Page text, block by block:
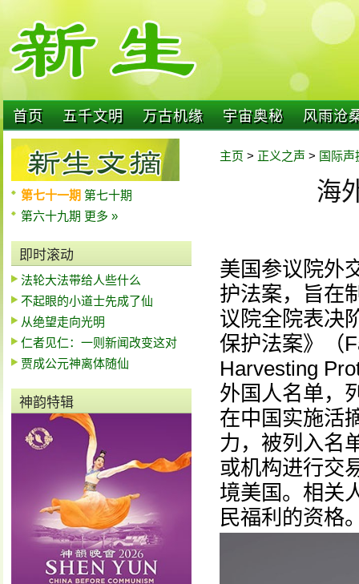
首页 五千文明 万古机缘 宇宙奥秘 风雨沧
第七十一期 第七十期
第六十九期 更多 »
即时滚动
法轮大法带给人些什么
不起眼的小道士先成了仙
从绝望走向光明
仁者见仁：一则新闻改变这对
贾成公元神离体随仙
神韵特辑
主页 > 正义之声 > 国际声
海
美国参议院外
护法案，旨在
议院全院表决
保护法案》（
Harvesting
外国人名单，
在中国实施活
力，被列入名
或机构进行交
境美国。相关
民福利的资格